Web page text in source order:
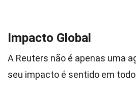
Impacto Global
A Reuters não é apenas uma
seu impacto é sentido em